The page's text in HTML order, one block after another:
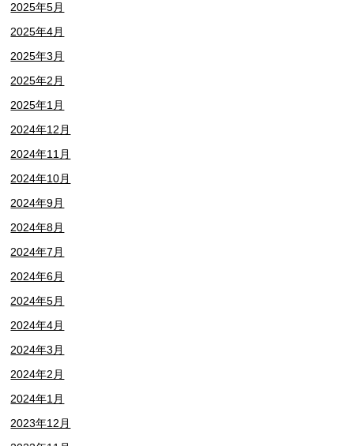
2025年5月
2025年4月
2025年3月
2025年2月
2025年1月
2024年12月
2024年11月
2024年10月
2024年9月
2024年8月
2024年7月
2024年6月
2024年5月
2024年4月
2024年3月
2024年2月
2024年1月
2023年12月